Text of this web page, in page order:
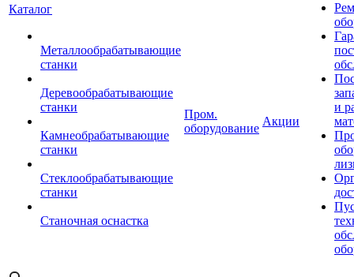
Каталог
Металлообрабатывающие
станки
Деревообрабатывающие
станки
Камнеобрабатывающие
станки
Стеклообрабатывающие
станки
Станочная оснастка
Пром.
оборудование
Акции
и